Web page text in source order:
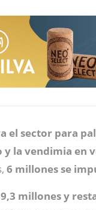
el sector para
la vendimia en
6 millones se
millones y